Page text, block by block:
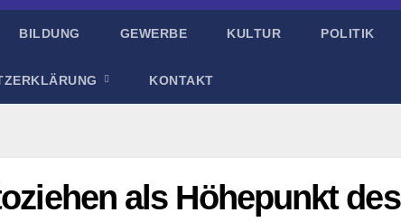
BILDUNG GEWERBE KULTUR POLITIK
KONTAKT
als Höhepunkt des